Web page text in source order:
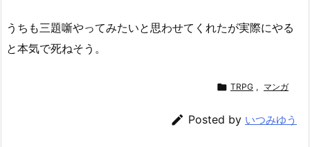
うちも三題噺やってみたいと思わせてくれたが実際にやる
と本気で死ねそう。
 TRPG , マンガ
 Posted by いつみゆう